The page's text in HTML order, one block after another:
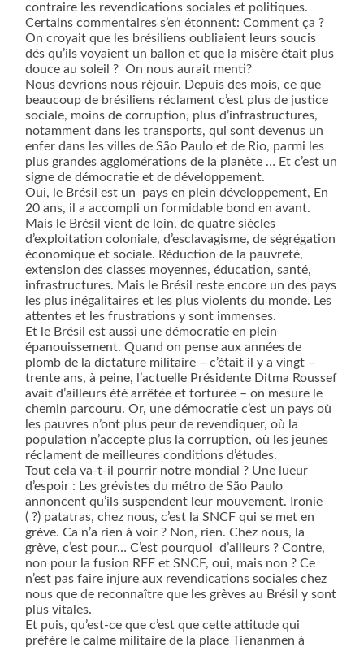
contraire les revendications sociales et politiques.
Certains commentaires s’en étonnent: Comment ça ?
On croyait que les brésiliens oubliaient leurs soucis
dés qu’ils voyaient un ballon et que la misère était plus
douce au soleil ? On nous aurait menti?
Nous devrions nous réjouir. Depuis des mois, ce que
beaucoup de brésiliens réclament c’est plus de justice
sociale, moins de corruption, plus d’infrastructures,
notamment dans les transports, qui sont devenus un
enfer dans les villes de São Paulo et de Rio, parmi les
plus grandes agglomérations de la planète … Et c’est un
signe de démocratie et de développement.
Oui, le Brésil est un
pays en plein développement, En
20 ans, il a accompli un formidable bond en avant.
Mais le Brésil vient de loin, de quatre siècles
d’exploitation coloniale, d’esclavagisme, de ségrégation
économique et sociale. Réduction de la pauvreté,
extension des classes moyennes, éducation, santé,
infrastructures. Mais le Brésil reste encore un des pays
les plus inégalitaires et les plus violents du monde. Les
attentes et les frustrations y sont immenses.
Et le Brésil est aussi une démocratie en plein
épanouissement. Quand on pense aux années de
plomb de la dictature militaire – c’était il y a vingt –
trente ans, à peine, l’actuelle Présidente Ditma Roussef
avait d’ailleurs été arrêtée et torturée – on mesure le
chemin parcouru. Or, une démocratie c’est un pays où
les pauvres n’ont plus peur de revendiquer, où la
population n’accepte plus la corruption, où les jeunes
réclament de meilleures conditions d’études.
Tout cela va-t-il pourrir notre mondial ? Une lueur
d’espoir : Les grévistes du métro de São Paulo
annoncent qu’ils suspendent leur mouvement. Ironie
( ?) patatras, chez nous, c’est la SNCF qui se met en
grève. Ca n’a rien à voir ? Non, rien. Chez nous, la
grève, c’est pour… C’est pourquoi d’ailleurs ? Contre,
non pour la fusion RFF et SNCF, oui, mais non ? Ce
n’est pas faire injure aux revendications sociales chez
nous que de reconnaître que les grèves au Brésil y sont
plus vitales.
Et puis, qu’est-ce que c’est que cette attitude qui
préfère le calme militaire de la place Tienanmen à